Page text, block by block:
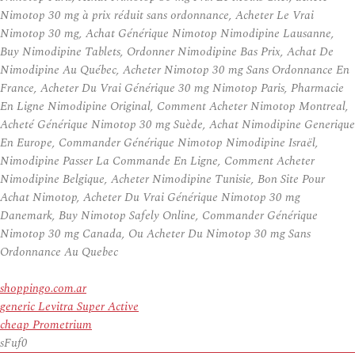
Nimotop 30 mg à prix réduit sans ordonnance, Acheter Le Vrai
Nimotop 30 mg, Achat Générique Nimotop Nimodipine Lausanne,
Buy Nimodipine Tablets, Ordonner Nimodipine Bas Prix, Achat De
Nimodipine Au Québec, Acheter Nimotop 30 mg Sans Ordonnance En
France, Acheter Du Vrai Générique 30 mg Nimotop Paris, Pharmacie
En Ligne Nimodipine Original, Comment Acheter Nimotop Montreal,
Acheté Générique Nimotop 30 mg Suède, Achat Nimodipine Generique
En Europe, Commander Générique Nimotop Nimodipine Israël,
Nimodipine Passer La Commande En Ligne, Comment Acheter
Nimodipine Belgique, Acheter Nimodipine Tunisie, Bon Site Pour
Achat Nimotop, Acheter Du Vrai Générique Nimotop 30 mg
Danemark, Buy Nimotop Safely Online, Commander Générique
Nimotop 30 mg Canada, Ou Acheter Du Nimotop 30 mg Sans
Ordonnance Au Quebec
shoppingo.com.ar
generic Levitra Super Active
cheap Prometrium
sFuf0